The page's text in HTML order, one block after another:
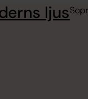
ljus